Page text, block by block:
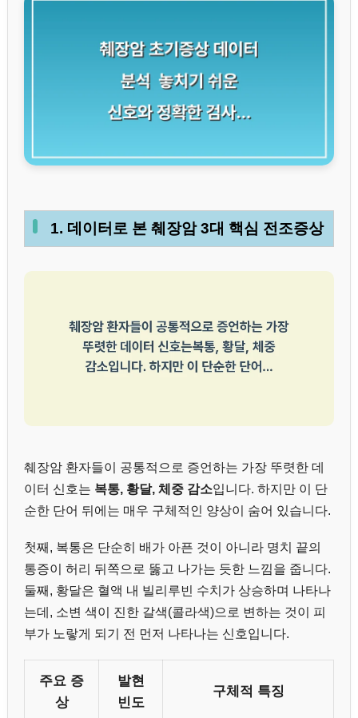
1. 데이터로 본 췌장암 3대 핵심 전조증상
췌장암 환자들이 공통적으로 증언하는 가장 뚜렷한 데
이터 신호는 복통, 황달, 체중 감소입니다. 하지만 이 단
순한 단어 뒤에는 매우 구체적인 양상이 숨어 있습니다.
첫째, 복통은 단순히 배가 아픈 것이 아니라 명치 끝의
통증이 허리 뒤쪽으로 뚫고 나가는 듯한 느낌을 줍니다.
둘째, 황달은 혈액 내 빌리루빈 수치가 상승하며 나타나
는데, 소변 색이 진한 갈색(콜라색)으로 변하는 것이 피
부가 노랗게 되기 전 먼저 나타나는 신호입니다.
주요 증
상
발현
빈도
구체적 특징